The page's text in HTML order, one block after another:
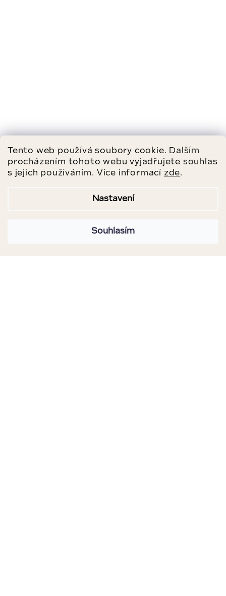
Tento web používá soubory cookie. Dalším
procházením tohoto webu vyjadřujete souhlas
s jejich používáním. Více informací zde.
Nastavení
Souhlasím